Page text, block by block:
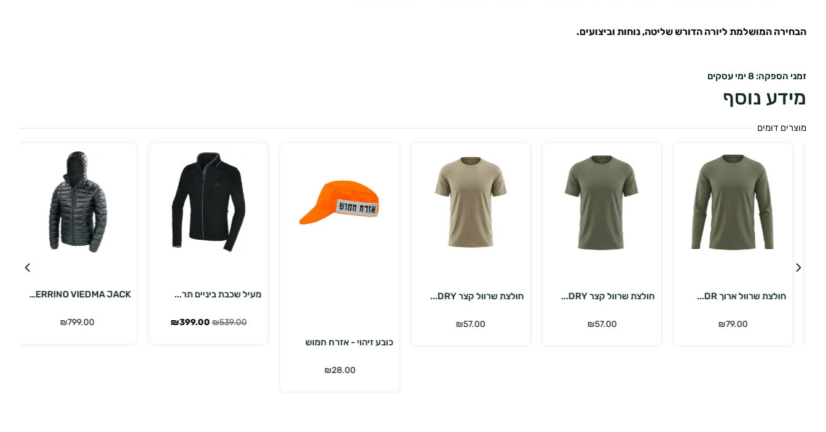
הבחירה המושלמת ליורה הדורש שליטה, נוחות וביצועים.
זמני הספקה: 8 ימי עסקים
מידע נוסף
מוצרים דומים
חולצת שרוול ארוך DR...
₪79.00
חולצת שרוול קצר DRY...
₪57.00
חולצת שרוול קצר DRY...
₪57.00
כובע זיהוי - אזרח חמוש
₪28.00
מעיל שכבת ביניים תר...
₪539.00
₪399.00
FERRINO VIEDMA JACK...
₪799.00